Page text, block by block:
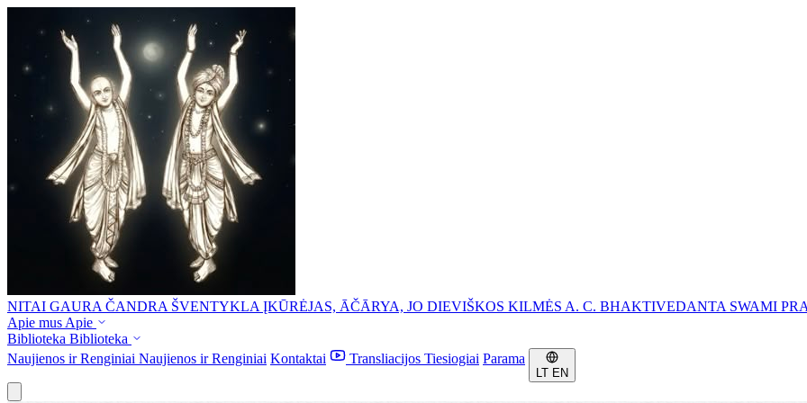
NITAI GAURA ČANDRA ŠVENTYKLA ĮKŪRĖJAS, ĀČĀRYA, JO DIEVIŠKOS KILMĖS A. C. BHAKTIVEDANTA SWAMI
Apie mus Apie
Biblioteka Biblioteka
Naujienos ir Renginiai Naujienos ir Renginiai Kontaktai Transliacijos Tiesiogiai Parama
LT EN